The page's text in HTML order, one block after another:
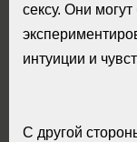
сексу. Они
интуиции и
С другой